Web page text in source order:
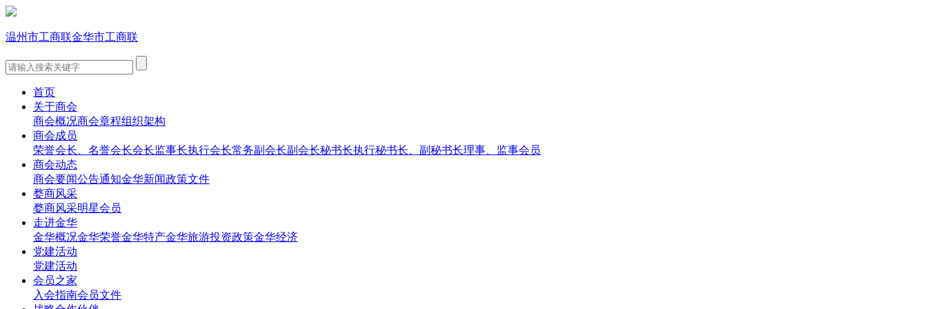
温州市工商联金华市工商联
首页
关于商会
商会概况商会章程组织架构
商会成员
荣誉会长、名誉会长会长监事长执行会长常务副会长副会长秘书长执行秘书长、副秘书长理事、监事会员
商会动态
商会要闻公告通知金华新闻政策文件
婺商风采
婺商风采明星会员
走进金华
金华概况金华荣誉金华特产金华旅游投资政策金华经济
党建活动
党建活动
会员之家
入会指南会员文件